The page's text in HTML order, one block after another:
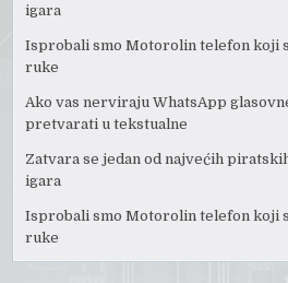
igara
Isprobali smo Motorolin telefon koji
ruke
Ako vas nerviraju WhatsApp
pretvarati u tekstualne
Zatvara se jedan od najvećih
igara
Isprobali smo Motorolin telefon koji
ruke